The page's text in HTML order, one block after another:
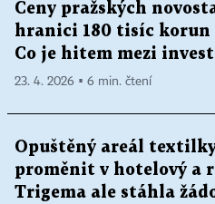
Ceny pražských
hranici 180 tisíc korun
Co je hitem mezi
23. 4. 2026 ▪ 6 min. čtení
Opuštěný areál
proměnit v hotelový a
Trigema ale stáhla